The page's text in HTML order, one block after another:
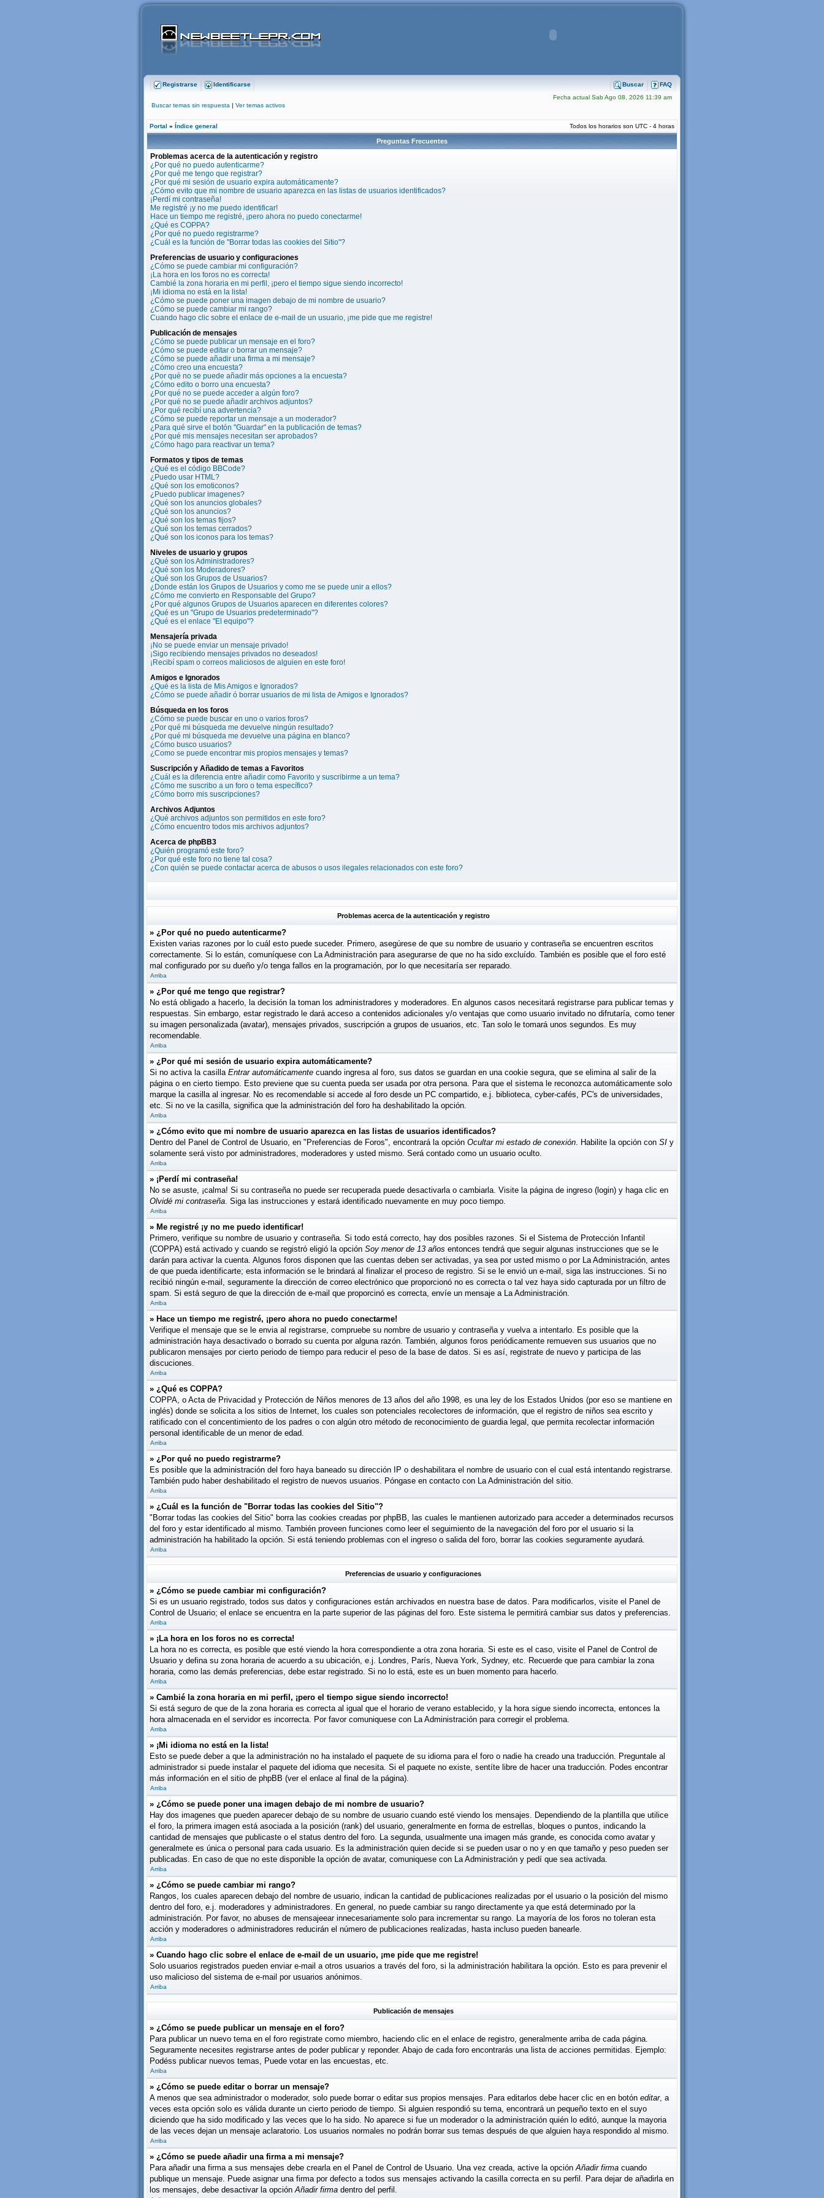
Registrarse Identificarse FAQ
Buscar
Fecha actual Sab Ago 08, 2026 11:39 am
Buscar temas sin respuesta | Ver temas activos
Portal » Índice general Todos los horarios son UTC - 4 horas
Preguntas Frecuentes
Problemas acerca de la autenticación y registro
¿Por qué no puedo autenticarme?
¿Por qué me tengo que registrar?
¿Por qué mi sesión de usuario expira automáticamente?
¿Cómo evito que mi nombre de usuario aparezca en las listas de usuarios identificados?
¡Perdí mi contraseña!
Me registré ¡y no me puedo identificar!
Hace un tiempo me registré, ¡pero ahora no puedo conectarme!
¿Qué es COPPA?
¿Por qué no puedo registrarme?
¿Cuál es la función de "Borrar todas las cookies del Sitio"?
Preferencias de usuario y configuraciones
¿Cómo se puede cambiar mi configuración?
¡La hora en los foros no es correcta!
Cambié la zona horaria en mi perfil, ¡pero el tiempo sigue siendo incorrecto!
¡Mi idioma no está en la lista!
¿Cómo se puede poner una imagen debajo de mi nombre de usuario?
¿Cómo se puede cambiar mi rango?
Cuando hago clic sobre el enlace de e-mail de un usuario, ¡me pide que me registre!
Publicación de mensajes
¿Cómo se puede publicar un mensaje en el foro?
¿Cómo se puede editar o borrar un mensaje?
¿Cómo se puede añadir una firma a mi mensaje?
¿Cómo creo una encuesta?
¿Por qué no se puede añadir más opciones a la encuesta?
¿Cómo edito o borro una encuesta?
¿Por qué no se puede acceder a algún foro?
¿Por qué no se puede añadir archivos adjuntos?
¿Por qué recibí una advertencia?
¿Cómo se puede reportar un mensaje a un moderador?
¿Para qué sirve el botón "Guardar" en la publicación de temas?
¿Por qué mis mensajes necesitan ser aprobados?
¿Cómo hago para reactivar un tema?
Formatos y tipos de temas
¿Qué es el código BBCode?
¿Puedo usar HTML?
¿Qué son los emoticonos?
¿Puedo publicar imagenes?
¿Qué son los anuncios globales?
¿Qué son los anuncios?
¿Qué son los temas fijos?
¿Qué son los temas cerrados?
¿Qué son los iconos para los temas?
Niveles de usuario y grupos
¿Qué son los Administradores?
¿Qué son los Moderadores?
¿Qué son los Grupos de Usuarios?
¿Donde están los Grupos de Usuarios y como me se puede unir a ellos?
¿Cómo me convierto en Responsable del Grupo?
¿Por qué algunos Grupos de Usuarios aparecen en diferentes colores?
¿Qué es un "Grupo de Usuarios predeterminado"?
¿Qué es el enlace "El equipo"?
Mensajería privada
¡No se puede enviar un mensaje privado!
¡Sigo recibiendo mensajes privados no deseados!
¡Recibí spam o correos maliciosos de alguien en este foro!
Amigos e Ignorados
¿Qué es la lista de Mis Amigos e Ignorados?
¿Cómo se puede añadir ó borrar usuarios de mi lista de Amigos e Ignorados?
Búsqueda en los foros
¿Cómo se puede buscar en uno o varios foros?
¿Por qué mi búsqueda me devuelve ningún resultado?
¿Por qué mi búsqueda me devuelve una página en blanco?
¿Cómo busco usuarios?
¿Como se puede encontrar mis propios mensajes y temas?
Suscripción y Añadido de temas a Favoritos
¿Cuál es la diferencia entre añadir como Favorito y suscribirme a un tema?
¿Cómo me suscribo a un foro o tema específico?
¿Cómo borro mis suscripciones?
Archivos Adjuntos
¿Qué archivos adjuntos son permitidos en este foro?
¿Cómo encuentro todos mis archivos adjuntos?
Acerca de phpBB3
¿Quién programó este foro?
¿Por qué este foro no tiene tal cosa?
¿Con quién se puede contactar acerca de abusos o usos ilegales relacionados con este foro?
Problemas acerca de la autenticación y registro
» ¿Por qué no puedo autenticarme?
Existen varias razones por lo cuál esto puede suceder. Primero, asegúrese de que su nombre de usuario y contraseña se encuentren escritos
correctamente. Si lo están, comuníquese con La Administración para asegurarse de que no ha sido excluído. También es posible que el foro esté
mal configurado por su dueño y/o tenga fallos en la programación, por lo que necesitaría ser reparado.
Arriba
» ¿Por qué me tengo que registrar?
No está obligado a hacerlo, la decisión la toman los administradores y moderadores. En algunos casos necesitará registrarse para publicar temas y
respuestas. Sin embargo, estar registrado le dará acceso a contenidos adicionales y/o ventajas que como usuario invitado no difrutaría, como tener
su imagen personalizada (avatar), mensajes privados, suscripción a grupos de usuarios, etc. Tan solo le tomará unos segundos. Es muy
recomendable.
Arriba
» ¿Por qué mi sesión de usuario expira automáticamente?
Si no activa la casilla Entrar automáticamente cuando ingresa al foro, sus datos se guardan en una cookie segura, que se elimina al salir de la
página o en cierto tiempo. Esto previene que su cuenta pueda ser usada por otra persona. Para que el sistema le reconozca automáticamente solo
marque la casilla al ingresar. No es recomendable si accede al foro desde un PC compartido, e.j. biblioteca, cyber-cafés, PC's de universidades,
etc. Si no ve la casilla, significa que la administración del foro ha deshabilitado la opción.
Arriba
» ¿Cómo evito que mi nombre de usuario aparezca en las listas de usuarios identificados?
Dentro del Panel de Control de Usuario, en "Preferencias de Foros", encontrará la opción Ocultar mi estado de conexión. Habilite la opción con SI y
solamente será visto por administradores, moderadores y usted mismo. Será contado como un usuario oculto.
Arriba
» ¡Perdí mi contraseña!
No se asuste, ¡calma! Si su contraseña no puede ser recuperada puede desactivarla o cambiarla. Visite la página de ingreso (login) y haga clic en
Olvidé mi contraseña. Siga las instrucciones y estará identificado nuevamente en muy poco tiempo.
Arriba
» Me registré ¡y no me puedo identificar!
Primero, verifique su nombre de usuario y contraseña. Si todo está correcto, hay dos posibles razones. Si el Sistema de Protección Infantil
(COPPA) está activado y cuando se registró eligió la opción Soy menor de 13 años entonces tendrá que seguir algunas instrucciones que se le
darán para activar la cuenta. Algunos foros disponen que las cuentas deben ser activadas, ya sea por usted mismo o por La Administración, antes
de que pueda identificarte; esta información se le brindará al finalizar el proceso de registro. Si se le envió un e-mail, siga las instrucciones. Si no
recibió ningún e-mail, seguramente la dirección de correo electrónico que proporcionó no es correcta o tal vez haya sido capturada por un filtro de
spam. Si está seguro de que la dirección de e-mail que proporcinó es correcta, envíe un mensaje a La Administración.
Arriba
» Hace un tiempo me registré, ¡pero ahora no puedo conectarme!
Verifique el mensaje que se le envia al registrarse, compruebe su nombre de usuario y contraseña y vuelva a intentarlo. Es posible que la
administración haya desactivado o borrado su cuenta por alguna razón. También, algunos foros periódicamente remueven sus usuarios que no
publicaron mensajes por cierto periodo de tiempo para reducir el peso de la base de datos. Si es así, registrate de nuevo y participa de las
discuciones.
Arriba
» ¿Qué es COPPA?
COPPA, o Acta de Privacidad y Protección de Niños menores de 13 años del año 1998, es una ley de los Estados Unidos (por eso se mantiene en
inglés) donde se solicita a los sitios de Internet, los cuales son potenciales recolectores de información, que el registro de niños sea escrito y
ratificado con el concentimiento de los padres o con algún otro método de reconocimiento de guardia legal, que permita recolectar información
personal identificable de un menor de edad.
Arriba
» ¿Por qué no puedo registrarme?
Es posible que la administración del foro haya baneado su dirección IP o deshabilitara el nombre de usuario con el cual está intentando registrarse.
También pudo haber deshabilitado el registro de nuevos usuarios. Póngase en contacto con La Administración del sitio.
Arriba
» ¿Cuál es la función de "Borrar todas las cookies del Sitio"?
"Borrar todas las cookies del Sitio" borra las cookies creadas por phpBB, las cuales le mantienen autorizado para acceder a determinados recursos
del foro y estar identificado al mismo. También proveen funciones como leer el seguimiento de la navegación del foro por el usuario si la
administración ha habilitado la opción. Si está teniendo problemas con el ingreso o salida del foro, borrar las cookies seguramente ayudará.
Arriba
Preferencias de usuario y configuraciones
» ¿Cómo se puede cambiar mi configuración?
Si es un usuario registrado, todos sus datos y configuraciones están archivados en nuestra base de datos. Para modificarlos, visite el Panel de
Control de Usuario; el enlace se encuentra en la parte superior de las páginas del foro. Este sistema le permitirá cambiar sus datos y preferencias.
Arriba
» ¡La hora en los foros no es correcta!
La hora no es correcta, es posible que esté viendo la hora correspondiente a otra zona horaria. Si este es el caso, visite el Panel de Control de
Usuario y defina su zona horaria de acuerdo a su ubicación, e.j. Londres, París, Nueva York, Sydney, etc. Recuerde que para cambiar la zona
horaria, como las demás preferencias, debe estar registrado. Si no lo está, este es un buen momento para hacerlo.
Arriba
» Cambié la zona horaria en mi perfil, ¡pero el tiempo sigue siendo incorrecto!
Si está seguro de que de la zona horaria es correcta al igual que el horario de verano establecido, y la hora sigue siendo incorrecta, entonces la
hora almacenada en el servidor es incorrecta. Por favor comuniquese con La Administración para corregir el problema.
Arriba
» ¡Mi idioma no está en la lista!
Esto se puede deber a que la administración no ha instalado el paquete de su idioma para el foro o nadie ha creado una traducción. Preguntale al
administrador si puede instalar el paquete del idioma que necesita. Si el paquete no existe, sentíte libre de hacer una traducción. Podes encontrar
más información en el sitio de phpBB (ver el enlace al final de la página).
Arriba
» ¿Cómo se puede poner una imagen debajo de mi nombre de usuario?
Hay dos imagenes que pueden aparecer debajo de su nombre de usuario cuando esté viendo los mensajes. Dependiendo de la plantilla que utilice
el foro, la primera imagen está asociada a la posición (rank) del usuario, generalmente en forma de estrellas, bloques o puntos, indicando la
cantidad de mensajes que publicaste o el status dentro del foro. La segunda, usualmente una imagen más grande, es conocida como avatar y
generalmete es única o personal para cada usuario. Es la administración quien decide si se pueden usar o no y en que tamaño y peso pueden ser
publicadas. En caso de que no este disponible la opción de avatar, comuniquese con La Administración y pedí que sea activada.
Arriba
» ¿Cómo se puede cambiar mi rango?
Rangos, los cuales aparecen debajo del nombre de usuario, indican la cantidad de publicaciones realizadas por el usuario o la posición del mismo
dentro del foro, e.j. moderadores y administradores. En general, no puede cambiar su rango directamente ya que está determinado por la
administración. Por favor, no abuses de mensajeear innecesariamente solo para incrementar su rango. La mayoría de los foros no toleran esta
acción y moderadores o administradores reducirán el número de publicaciones realizadas, hasta incluso pueden banearle.
Arriba
» Cuando hago clic sobre el enlace de e-mail de un usuario, ¡me pide que me registre!
Solo usuarios registrados pueden enviar e-mail a otros usuarios a través del foro, si la administración habilitara la opción. Esto es para prevenir el
uso malicioso del sistema de e-mail por usuarios anónimos.
Arriba
Publicación de mensajes
» ¿Cómo se puede publicar un mensaje en el foro?
Para publicar un nuevo tema en el foro registrate como miembro, haciendo clic en el enlace de registro, generalmente arriba de cada página.
Seguramente necesites registrarse antes de poder publicar y reponder. Abajo de cada foro encontrarás una lista de acciones permitidas. Ejemplo:
Podéss publicar nuevos temas, Puede votar en las encuestas, etc.
Arriba
» ¿Cómo se puede editar o borrar un mensaje?
A menos que sea administrador o moderador, solo puede borrar o editar sus propios mensajes. Para editarlos debe hacer clic en en botón editar, a
veces esta opción solo es válida durante un cierto periodo de tiempo. Si alguien respondió su tema, encontrará un pequeño texto en el suyo
diciendo que ha sido modificado y las veces que lo ha sido. No aparece si fue un moderador o la administración quién lo editó, aunque la mayoria
de las veces dejan un mensaje aclaratorio. Los usuarios normales no podrán borrar sus temas después de que alguien haya respondido al mismo.
Arriba
» ¿Cómo se puede añadir una firma a mi mensaje?
Para añadir una firma a sus mensajes debe crearla en el Panel de Control de Usuario. Una vez creada, active la opciónAñadir firma cuando
publique un mensaje. Puede asignar una firma por defecto a todos sus mensajes activando la casilla correcta en su perfil. Para dejar de añadirla en
los mensajes, debe desactivar la opciónAñadir firma dentro del perfil.